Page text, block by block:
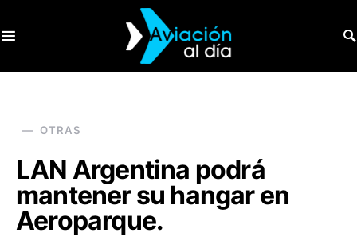
OTRAS
LAN Argentina podrá
mantener su hangar en
Aeroparque.